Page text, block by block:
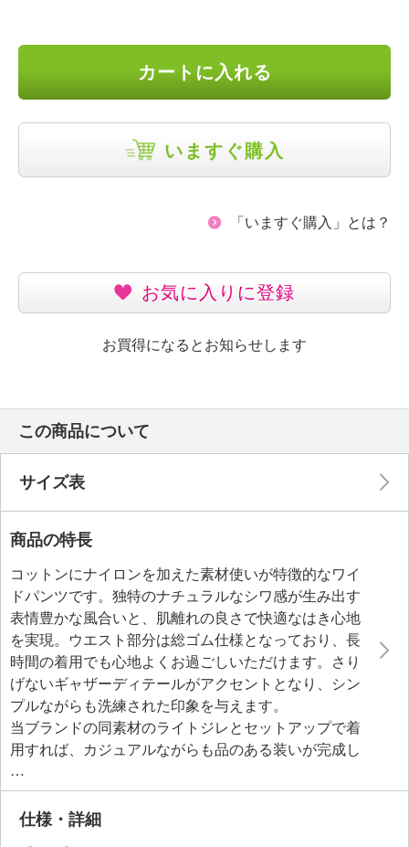
カートに入れる
いますぐ購入
「いますぐ購入」とは？
お気に入りに登録
お買得になるとお知らせします
この商品について
サイズ表
商品の特長
コットンにナイロンを加えた素材使いが特徴的なワイ
ドパンツです。独特のナチュラルなシワ感が生み出す
表情豊かな風合いと、肌離れの良さで快適なはき心地
を実現。ウエスト部分は総ゴム仕様となっており、長
時間の着用でも心地よくお過ごしいただけます。さり
げないギャザーディテールがアクセントとなり、シン
プルながらも洗練された印象を与えます。
当ブランドの同素材のライトジレとセットアップで着
用すれば、カジュアルながらも品のある装いが完成し
ます。リラックス感とエレガンスを兼ね備えた、大人
の女性にふさわしいアイテムです。
仕様・詳細